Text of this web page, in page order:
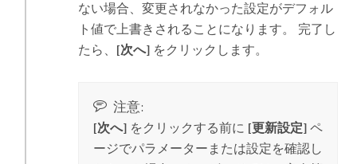
ない場合、変更されなかった設定がデフォル
ト値で上書きされることになります。 完了し
たら、 [次へ] をクリックします。
注意:
[次へ]をクリックする前に [更新設定]ペ
ージでパラメーターまたは設定を確認し